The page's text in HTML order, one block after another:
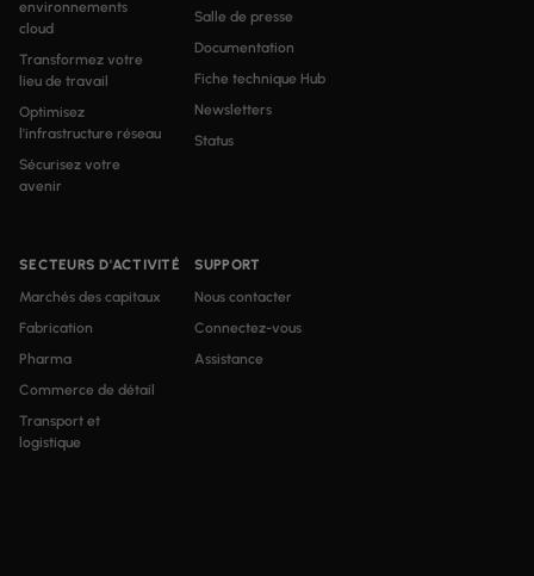
environnements
cloud
Transformez votre
lieu de travail
Optimisez
l'infrastructure réseau
Sécurisez votre
avenir
SECTEURS D'ACTIVITÉ
Marchés des capitaux
Fabrication
Pharma
Commerce de détail
Transport et
logistique
Salle de presse
Documentation
Fiche technique Hub
Newsletters
Status
SUPPORT
Nous contacter
Connectez-vous
Assistance